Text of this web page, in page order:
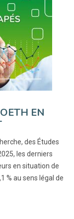
EN
des Études
les derniers
en situation de
% au sens légal de